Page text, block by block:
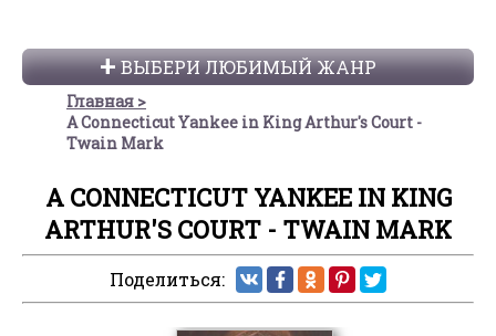
ВЫБЕРИ ЛЮБИМЫЙ ЖАНР
Главная
A Connecticut Yankee in King Arthur's Court -
Twain Mark
A CONNECTICUT YANKEE IN KING
ARTHUR'S COURT - TWAIN MARK
Поделиться: